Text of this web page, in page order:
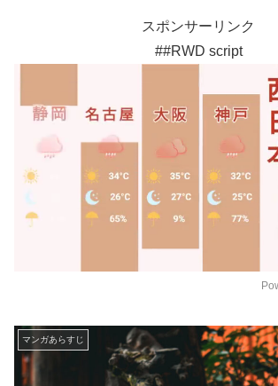
スポンサーリンク
##RWD script
マンガあらすじ